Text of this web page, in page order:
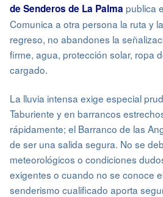
de Senderos de La Palma publica
Comunica a otra persona la ruta y
regreso, no abandones la
firme, agua, protección solar, ropa
cargado.
La lluvia intensa exige especial
Taburiente y en barrancos
rápidamente; el Barranco de las
de ser una salida segura. No se
meteorológicos o condiciones
exigentes o cuando no se conoce
senderismo cualificado aporta